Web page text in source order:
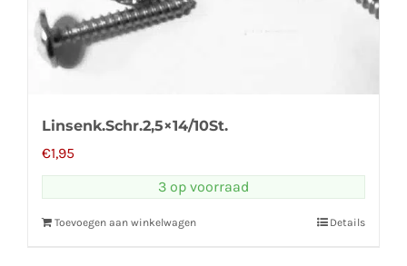
Linsenk.Schr.2,5×14/10St.
€1,95
3 op voorraad
Toevoegen aan winkelwagen Details